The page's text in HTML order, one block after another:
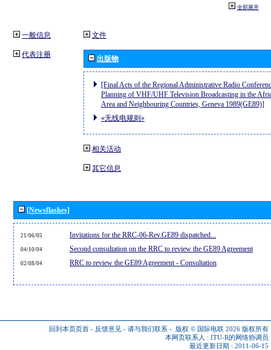
全部展开
一般信息
代表注册
文件
出版物
[Final Acts of the Regional Administrative Radio
Planning of VHF/UHF Television Broadcasting in the
Area and Neighbouring Countries, Geneva 1989(GE89)]
«无线电规则»
相关活动
其它信息
[Newsflashes]
21/06/05 Invitations for the RRC-06-Rev.GE89 dispatched...
04/10/04 Second consultation on the RRC to review the GE89 Agreement
02/08/04 RRC to review the GE89 Agreement - Consultation
回到本页页首 - 反馈意见 - 请与我们联系 - 版权 © 国际电联 2026 版权所有
本网页联系人 : ITU-R的网络协调员
最近更新日期 : 2011-06-15